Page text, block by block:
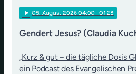
play_arrow 05. August 2026 04:00 · 01:23
Gendert Jesus? (Claudia
„Kurz & gut – die tägliche Dosis
ein Podcast des Evangelischen